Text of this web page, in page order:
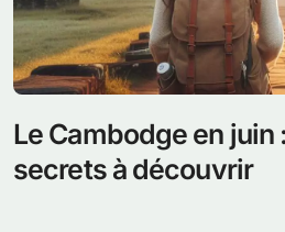
Le Cambodge en juin
secrets à découvrir